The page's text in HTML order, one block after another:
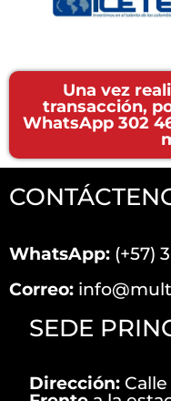
Una vez
transacción,
WhatsApp 302
WhatsApp: (+57)
Correo:
SEDE
Dirección: